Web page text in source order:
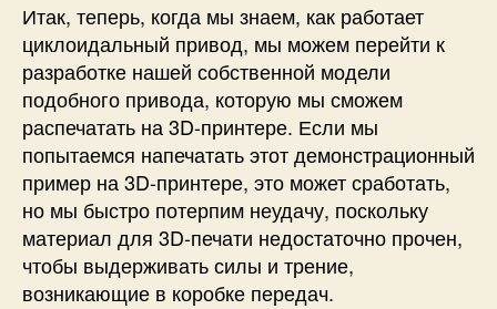
Итак, теперь, когда мы знаем, как работает
циклоидальный привод, мы можем перейти к
разработке нашей собственной модели
подобного привода, которую мы сможем
распечатать на 3D-принтере. Если мы
попытаемся напечатать этот демонстрационный
пример на 3D-принтере, это может сработать,
но мы быстро потерпим неудачу, поскольку
материал для 3D-печати недостаточно прочен,
чтобы выдерживать силы и трение,
возникающие в коробке передач.